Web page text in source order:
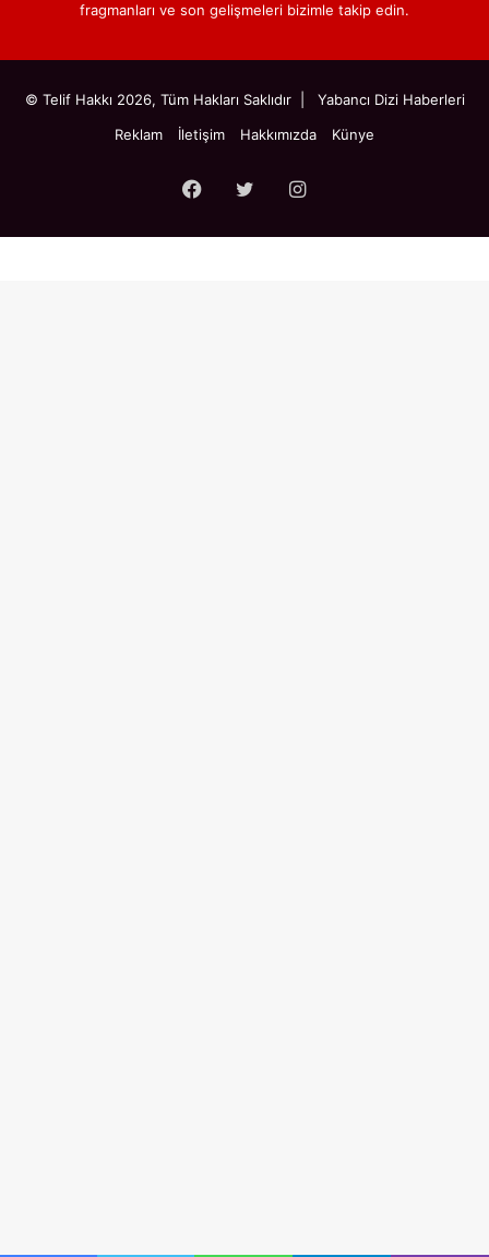
fragmanları ve son gelişmeleri bizimle takip edin.
© Telif Hakkı 2026, Tüm Hakları Saklıdır | Yabancı Dizi Haberleri
Reklam
İletişim Hakkımızda Künye
Facebook
TwitterInstagram